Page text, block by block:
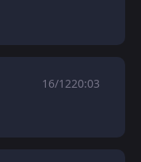
16/1220:03